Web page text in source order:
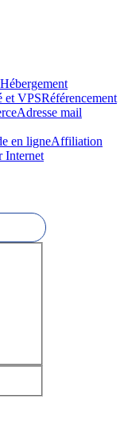
Hébergement
et VPSRéférencement
Adresse mail
en ligneAffiliation
Internet